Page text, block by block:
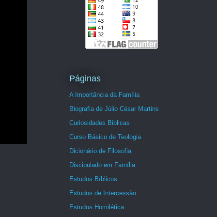
Páginas
A Importância da Família
Biografia de Júlio César Martins
Curiosidades Biblicas
Curso Básico de Teologia
Dicionário de Filosofia
Discipulado em Família
Estudos Bíblicos
Estudos de Intercessão
Estudos Homilética